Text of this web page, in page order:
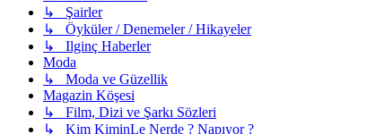
↳ Şairler
↳ Öyküler / Denemeler / Hikayeler
↳ Ilginç Haberler
Moda
↳ Moda ve Güzellik
Magazin Köşesi
↳ Film, Dizi ve Şarkı Sözleri
↳ Kim KiminLe Nerde ? Napıyor ?